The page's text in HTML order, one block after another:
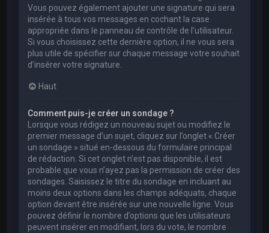
Vous pouvez également ajouter une signature qui sera
insérée à tous vos messages en cochant la case
appropriée dans le panneau de contrôle de l’utilisateur.
Si vous choisissez cette dernière option, il ne vous sera
plus utile de spécifier sur chaque message votre souhait
d’insérer votre signature.
Haut
Comment puis-je créer un sondage ?
Lorsque vous rédigez un nouveau sujet ou modifiez le
premier message d’un sujet, cliquez sur l’onglet « Créer
un sondage » situé en-dessous du formulaire principal
de rédaction. Si cet onglet n’est pas disponible, il est
probable que vous n’ayez pas la permission de créer des
sondages. Saisissez le titre du sondage en incluant au
moins deux options dans les champs adéquats, chaque
option devant être insérée sur une nouvelle ligne. Vous
pouvez définir le nombre d’options que les utilisateurs
peuvent insérer en modifiant, lors du vote, le nombre